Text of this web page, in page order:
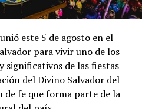
este 5 de agosto en el
para vivir uno de los
significativos de las fiestas
del Divino Salvador del
fe que forma parte de la